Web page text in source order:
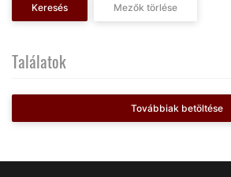
Keresés Mezők törlése
Találatok
Továbbiak betöltése